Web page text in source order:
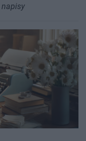
napisy